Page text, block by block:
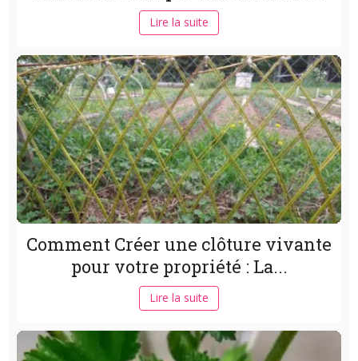
Lire la suite
Comment Créer une clôture vivante
pour votre propriété : La...
Lire la suite